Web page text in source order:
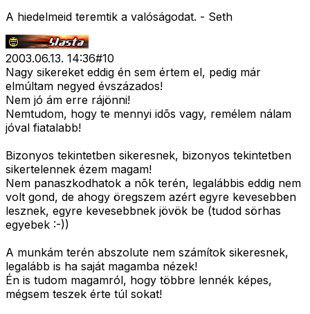
A hiedelmeid teremtik a valóságodat. - Seth
2003.06.13. 14:36#10
Nagy sikereket eddig én sem értem el, pedig már
elmúltam negyed évszázados!
Nem jó ám erre rájönni!
Nemtudom, hogy te mennyi idõs vagy, remélem nálam
jóval fiatalabb!
Bizonyos tekintetben sikeresnek, bizonyos tekintetben
sikertelennek ézem magam!
Nem panaszkodhatok a nõk terén, legalábbis eddig nem
volt gond, de ahogy öregszem azért egyre kevesebben
lesznek, egyre kevesebbnek jövök be (tudod sörhas
egyebek :-))
A munkám terén abszolute nem számítok sikeresnek,
legalább is ha saját magamba nézek!
Én is tudom magamról, hogy többre lennék képes,
mégsem teszek érte túl sokat!